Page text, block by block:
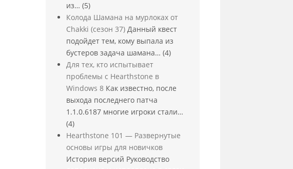
из… (5)
Колода Шамана на мурлоках от
Chakki (сезон 37) Данный квест
подойдет тем, кому выпала из
бустеров задача шамана… (4)
Для тех, кто испытывает
проблемы с Hearthstone в
Windows 8 Как известно, после
выхода последнего патча
1.1.0.6187 многие игроки стали…
(4)
Hearthstone 101 — Развернутые
основы игры для новичков
История версий Руководство